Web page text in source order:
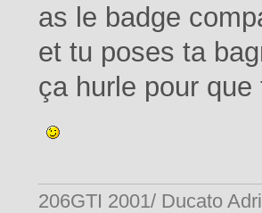
as le badge
et tu poses ta
ça hurle pour
206GTI 2001/ Ducato